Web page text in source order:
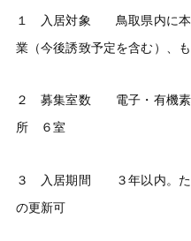
１ 入居対象 鳥取県内に本
業（今後誘致予定を含む）、
２ 募集室数 電子・有機
所 ６室
３ 入居期間 ３年以内。た
の更新可